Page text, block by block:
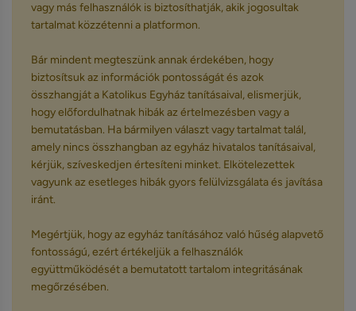
vagy más felhasználók is biztosíthatják, akik jogosultak
tartalmat közzétenni a platformon.
Bár mindent megteszünk annak érdekében, hogy
biztosítsuk az információk pontosságát és azok
összhangját a Katolikus Egyház tanításaival, elismerjük,
hogy előfordulhatnak hibák az értelmezésben vagy a
bemutatásban. Ha bármilyen választ vagy tartalmat talál,
amely nincs összhangban az egyház hivatalos tanításaival,
kérjük, szíveskedjen értesíteni minket. Elkötelezettek
vagyunk az esetleges hibák gyors felülvizsgálata és javítása
iránt.
Megértjük, hogy az egyház tanításához való hűség alapvető
fontosságú, ezért értékeljük a felhasználók
együttműködését a bemutatott tartalom integritásának
megőrzésében.